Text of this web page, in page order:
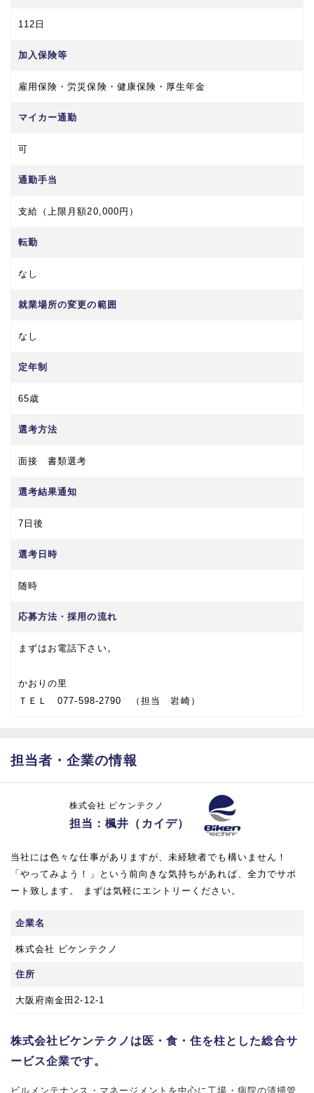
112日
加入保険等
雇用保険・労災保険・健康保険・厚生年金
マイカー通勤
可
通勤手当
支給（上限月額20,000円）
転勤
なし
就業場所の変更の範囲
なし
定年制
65歳
選考方法
面接 書類選考
選考結果通知
7日後
選考日時
随時
応募方法・採用の流れ
まずはお電話下さい。
かおりの里
ＴＥＬ 077-598-2790 （担当 岩崎）
担当者・企業の情報
株式会社 ビケンテクノ
担当：楓井（カイデ）
当社には色々な仕事がありますが、未経験者でも構いません！
「やってみよう！」という前向きな気持ちがあれば、全力でサポ
ート致します。 まずは気軽にエントリーください。
企業名
株式会社 ビケンテクノ
住所
大阪府南金田2-12-1
株式会社ビケンテクノは医・食・住を柱とした総合サ
ービス企業です。
ビルメンテナンス・マネージメントを中心に工場・病院の清掃管